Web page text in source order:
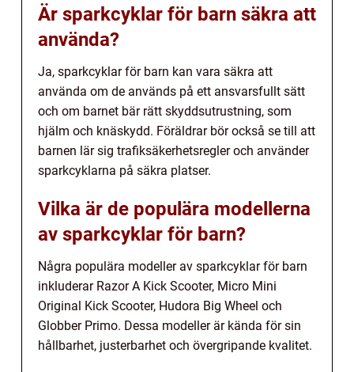
Är sparkcyklar för barn säkra att
använda?
Ja, sparkcyklar för barn kan vara säkra att
använda om de används på ett ansvarsfullt sätt
och om barnet bär rätt skyddsutrustning, som
hjälm och knäskydd. Föräldrar bör också se till att
barnen lär sig trafiksäkerhetsregler och använder
sparkcyklarna på säkra platser.
Vilka är de populära modellerna
av sparkcyklar för barn?
Några populära modeller av sparkcyklar för barn
inkluderar Razor A Kick Scooter, Micro Mini
Original Kick Scooter, Hudora Big Wheel och
Globber Primo. Dessa modeller är kända för sin
hållbarhet, justerbarhet och övergripande kvalitet.